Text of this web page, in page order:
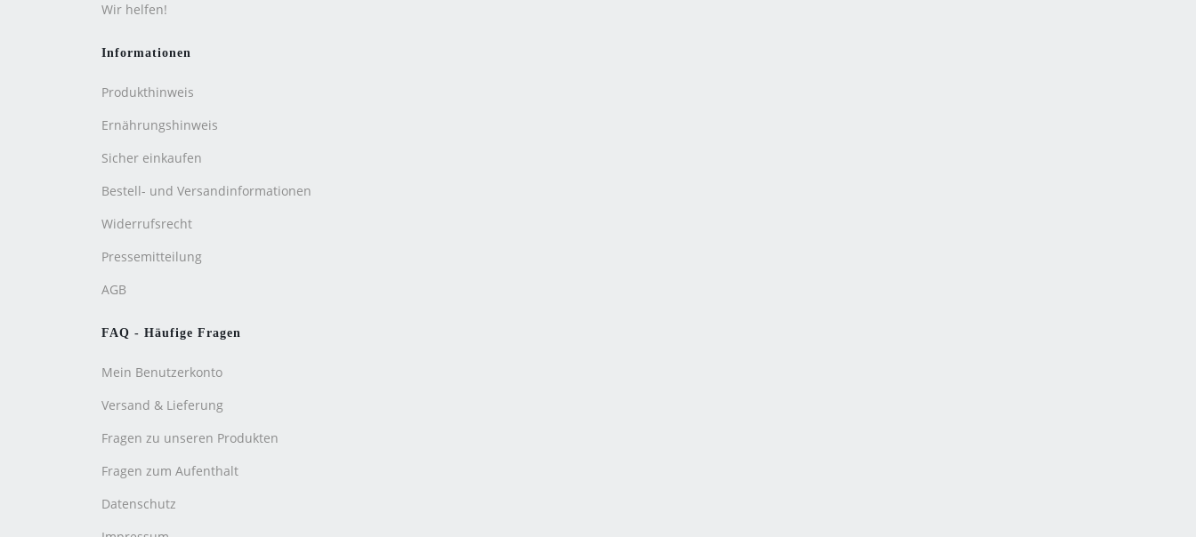
Wir helfen!
Informationen
Produkthinweis
Ernährungshinweis
Sicher einkaufen
Bestell- und Versandinformationen
Widerrufsrecht
Pressemitteilung
AGB
FAQ - Häufige Fragen
Mein Benutzerkonto
Versand & Lieferung
Fragen zu unseren Produkten
Fragen zum Aufenthalt
Datenschutz